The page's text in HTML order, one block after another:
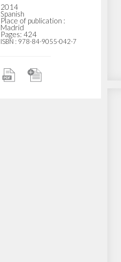
2014
Spanish
Place of publication :
Madrid
Pages: 424
ISBN : 978-84-9055-042-7